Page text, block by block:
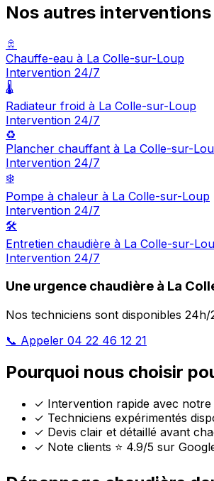
Nos autres
🚿
Chauffe-eau à La Colle-sur-Loup
Intervention 24/7
🌡️
Radiateur froid à La Colle-sur-Loup
Intervention 24/7
♻️
Plancher chauffant à La Colle-sur-
Intervention 24/7
❄️
Pompe à chaleur à La Colle-sur-Loup
Intervention 24/7
🛠️
Entretien chaudière à La Colle-sur-
Intervention 24/7
Une urgence chaudière à La
Nos techniciens sont disponibles 24h/
📞 Appeler 04 22 46 12 21
Pourquoi nous choisir
✓ Intervention rapide avec
✓ Techniciens expérimentés
✓ Devis clair et détaillé avant
✓ Note clients ⭐ 4.9/5 sur